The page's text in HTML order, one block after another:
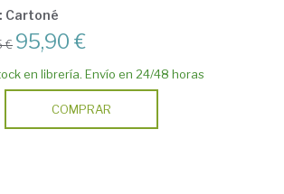
Cartoné
€ 95,90 €
en librería. Envío en 24/48 horas
COMPRAR